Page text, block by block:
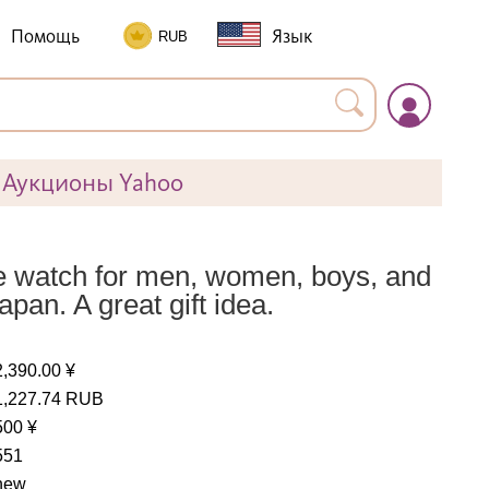
Помощь Язык
Аукционы Yahoo
for men, women, boys, and
A great gift idea.
¥
RUB
¥